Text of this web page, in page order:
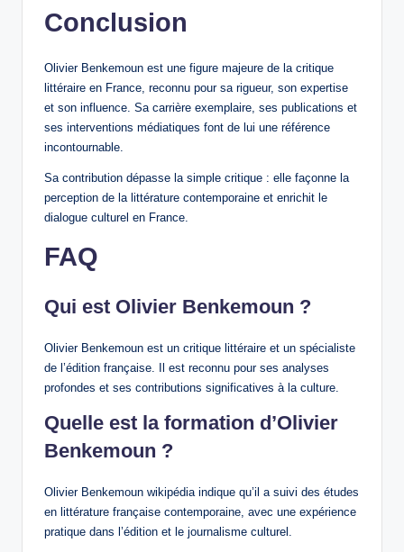
Conclusion
Olivier Benkemoun est une figure majeure de la critique
littéraire en France, reconnu pour sa rigueur, son expertise
et son influence. Sa carrière exemplaire, ses publications et
ses interventions médiatiques font de lui une référence
incontournable.
Sa contribution dépasse la simple critique : elle façonne la
perception de la littérature contemporaine et enrichit le
dialogue culturel en France.
FAQ
Qui est Olivier Benkemoun ?
Olivier Benkemoun est un critique littéraire et un spécialiste
de l’édition française. Il est reconnu pour ses analyses
profondes et ses contributions significatives à la culture.
Quelle est la formation d’Olivier
Benkemoun ?
Olivier Benkemoun wikipédia indique qu’il a suivi des études
en littérature française contemporaine, avec une expérience
pratique dans l’édition et le journalisme culturel.